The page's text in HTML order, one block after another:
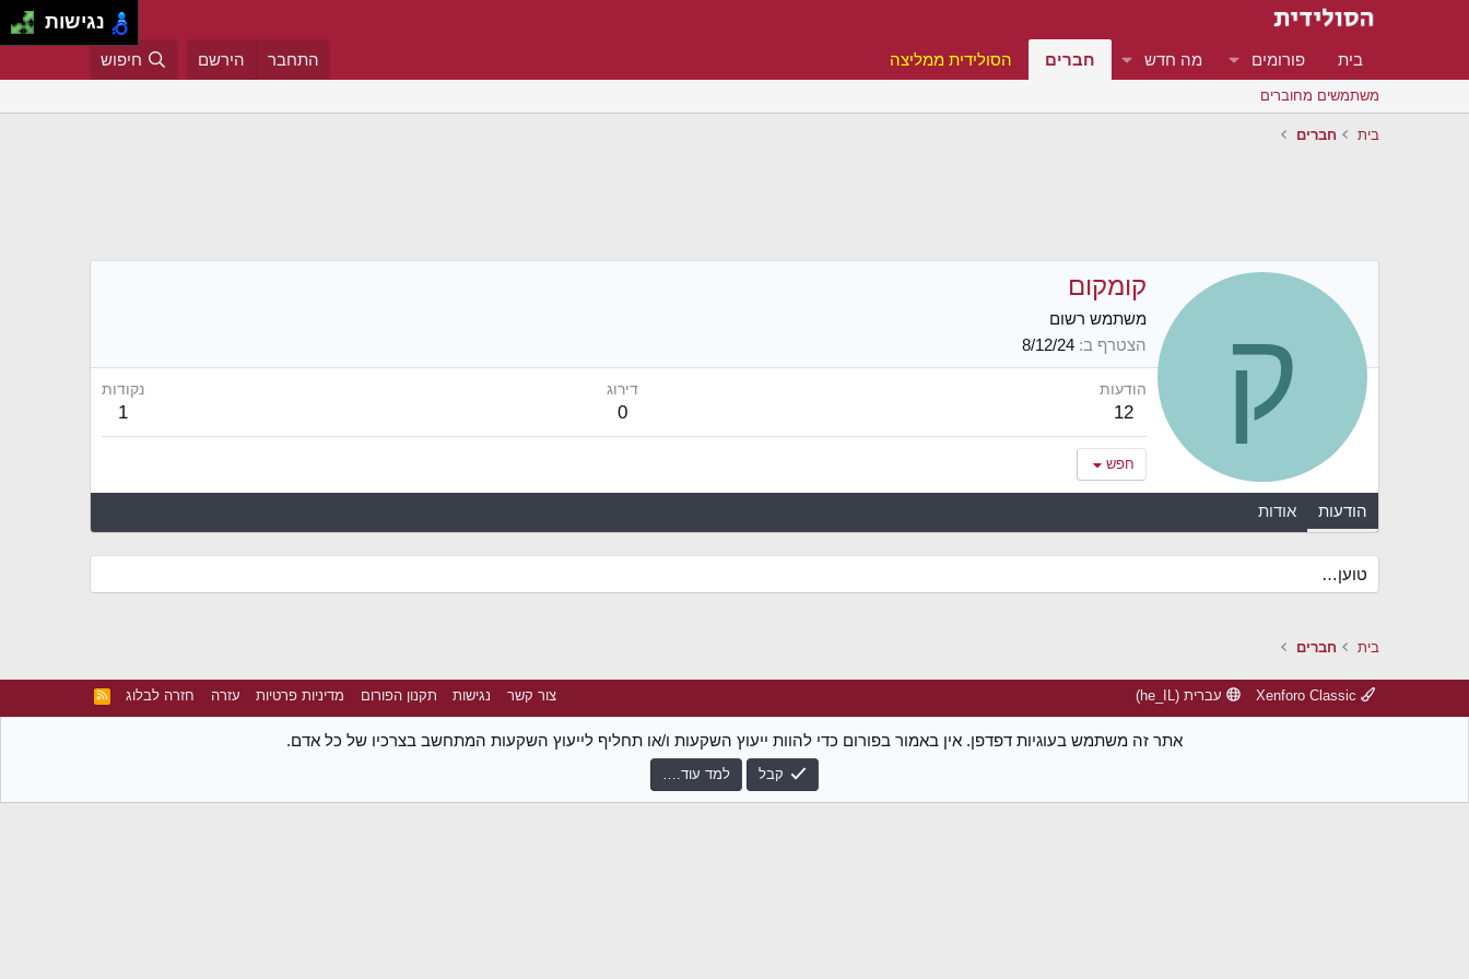
בית פורומים מה חדש חברים הסולידית ממליצה התחבר הירשם חיפוש
משתמשים מחוברים
בית חברים
ק
קומקום
משתמש רשום
הצטרף ב 8/12/24
הודעות
12
דירוג
0
נקודות
1
חפש
הודעות אודות
טוען…
בית חברים
עברית (he_IL) צור קשר נגישות תקנון הפורום מדיניות פרטיות עזרה חזרה לבלוג
R
אתר זה משתמש בעוגיות דפדפן. אין באמור בפורום כדי להוות ייעוץ השקעות ו/או תחליף לייעוץ השקעות המתחשב בצרכיו של כל אדם.
קבל למד עוד.…
נגישות